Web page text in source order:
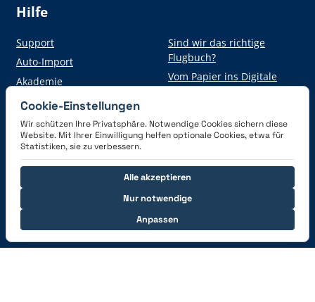
Hilfe
Support
Auto-Import
Akademie
Sind wir das richtige
Flugbuch?
Vom Papier ins Digitale
Hol dir die App
Verbinde dich mit uns
Cookie-Einstellungen
Wir schützen Ihre Privatsphäre. Notwendige Cookies sichern diese
Website. Mit Ihrer Einwilligung helfen optionale Cookies, etwa für
Statistiken, sie zu verbessern.
Nur notwendige
Anpassen
Alle akzeptieren